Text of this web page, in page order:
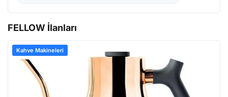
FELLOW İlanları
Kahve Makineleri